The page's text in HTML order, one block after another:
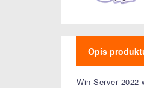
Opis
Win Server 2022